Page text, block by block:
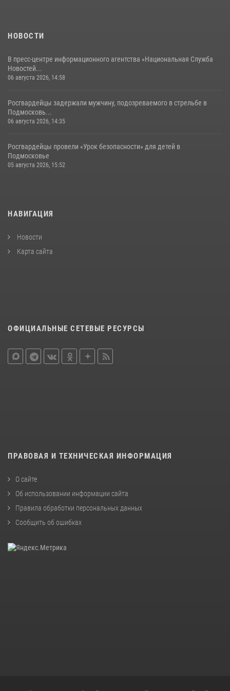
НОВОСТИ
В пресс-центре информационного агентства «Национальная Служба
Новостей...
06 августа 2026, 14:58
Росгвардейцы задержали мужчину, подозреваемого в стрельбе в
Подмосковь...
06 августа 2026, 14:35
Росгвардейцы провели «Урок безопасности» для детей в
Подмосковье
05 августа 2026, 15:52
НАВИГАЦИЯ
Новости
Карта сайта
ОФИЦИАЛЬНЫЕ СЕТЕВЫЕ РЕСУРСЫ
ПРАВОВАЯ И ТЕХНИЧЕСКАЯ ИНФОРМАЦИЯ
О сайте
Об использовании информации сайта
Правила обработки персональных данных
Сообщить об ошибках